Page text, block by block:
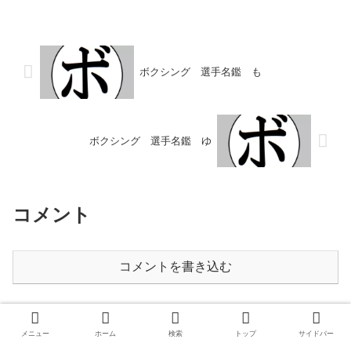
ボクシング 選手名鑑 も
ボクシング 選手名鑑 ゆ
コメント
コメントを書き込む
ホーム 索引
メニュー ホーム 検索 トップ サイドバー